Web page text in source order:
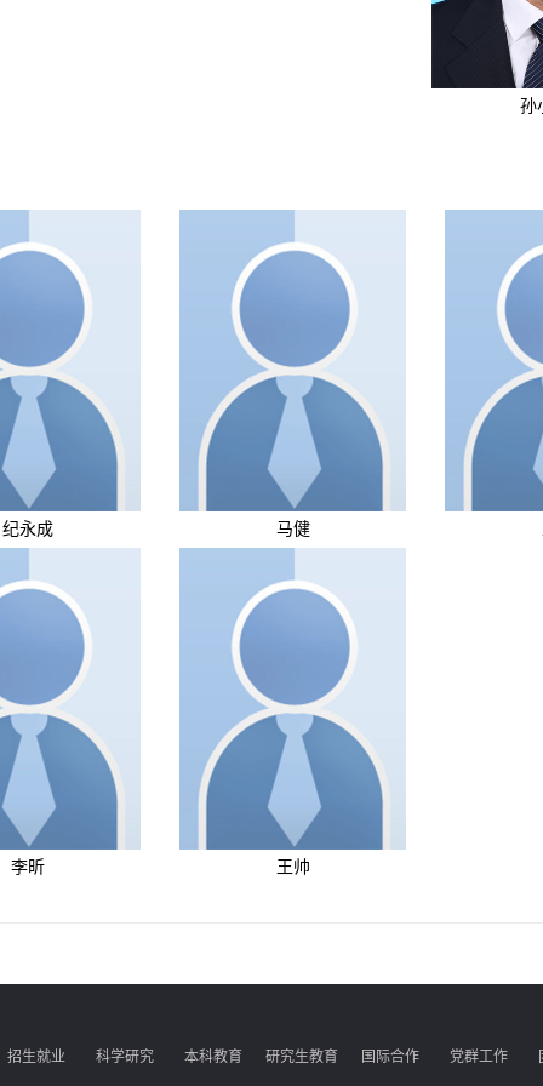
孙
纪永成 马健
李昕 王帅
招生就业 科学研究 本科教育 研究生教育 国际合作 党群工作